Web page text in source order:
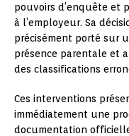
pouvoirs d’enquête et
à l’employeur. Sa
précisément porté sur
présence parentale et
des classifications
Ces interventions
immédiatement une
documentation